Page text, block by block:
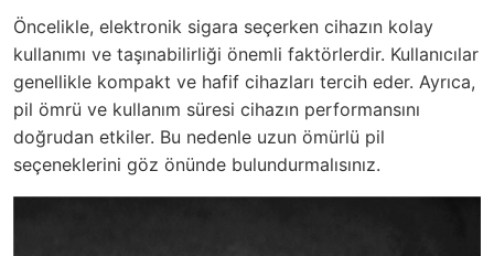
Öncelikle, elektronik sigara seçerken cihazın kolay
kullanımı ve taşınabilirliği önemli faktörlerdir. Kullanıcılar
genellikle kompakt ve hafif cihazları tercih eder. Ayrıca,
pil ömrü ve kullanım süresi cihazın performansını
doğrudan etkiler. Bu nedenle uzun ömürlü pil
seçeneklerini göz önünde bulundurmalısınız.